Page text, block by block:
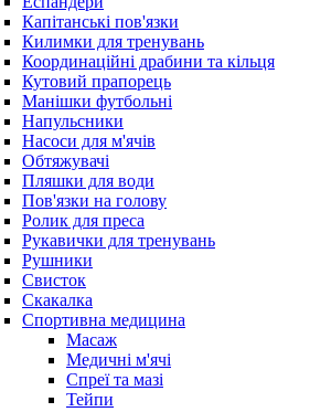
Капітанські пов'язки
Килимки для тренувань
Координаційні драбини та кільця
Кутовий прапорець
Манішки футбольні
Напульсники
Насоси для м'ячів
Обтяжувачі
Пляшки для води
Пов'язки на голову
Ролик для преса
Рукавички для тренувань
Рушники
Свисток
Скакалка
Спортивна медицина
Масаж
Медичні м'ячі
Спреї та мазі
Тейпи